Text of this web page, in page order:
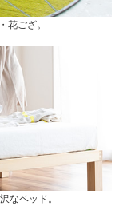
花ござ。
なベッド。